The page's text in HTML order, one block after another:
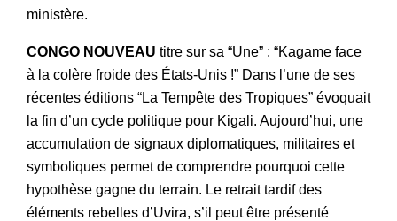
ministère.
CONGO NOUVEAU titre sur sa “Une” : “Kagame face
à la colère froide des États-Unis !” Dans l’une de ses
récentes éditions “La Tempête des Tropiques” évoquait
la fin d’un cycle politique pour Kigali. Aujourd’hui, une
accumulation de signaux diplomatiques, militaires et
symboliques permet de comprendre pourquoi cette
hypothèse gagne du terrain. Le retrait tardif des
éléments rebelles d’Uvira, s’il peut être présenté